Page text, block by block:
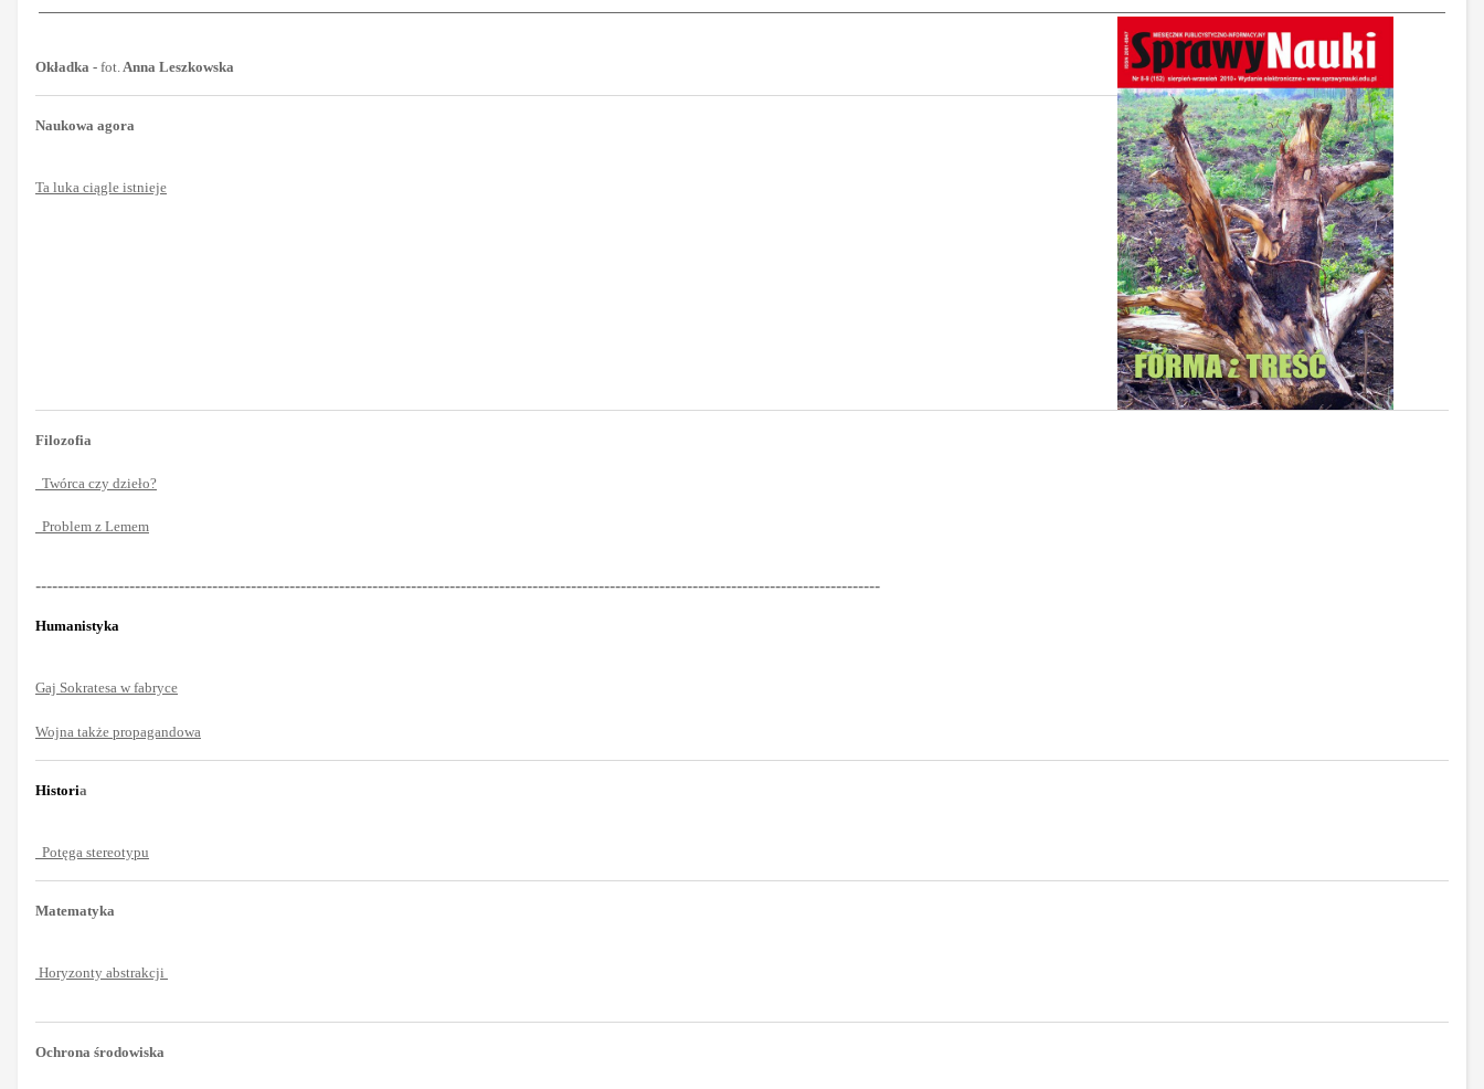
Okładka - fot. Anna Leszkowska
Naukowa agora
Ta luka ciągle istnieje
Filozofia
Twórca czy dzieło?
Problem z Lemem
---------------------------------------------------------------------------------------------------------------------------------------------------------
Humanistyka
Gaj Sokratesa w fabryce
Wojna także propagandowa
Historia
Potęga stereotypu
Matematyka
Horyzonty abstrakcji
Ochrona środowiska